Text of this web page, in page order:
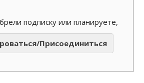
подписку или планируете,
Присоединиться